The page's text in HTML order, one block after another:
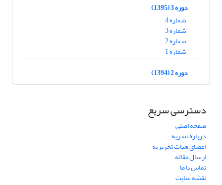
دوره 3 (1395)
شماره 4
شماره 3
شماره 2
شماره 1
دوره 2 (1394)
دسترسی سریع
صفحه اصلی
درباره نشریه
اعضای هیات تحریریه
ارسال مقاله
تماس با ما
نقشه سایت